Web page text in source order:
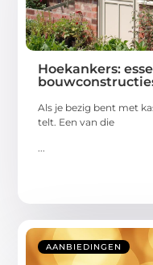
Hoekankers:
Als je bezig bent met
telt. Een van die
...
AANBIEDINGEN